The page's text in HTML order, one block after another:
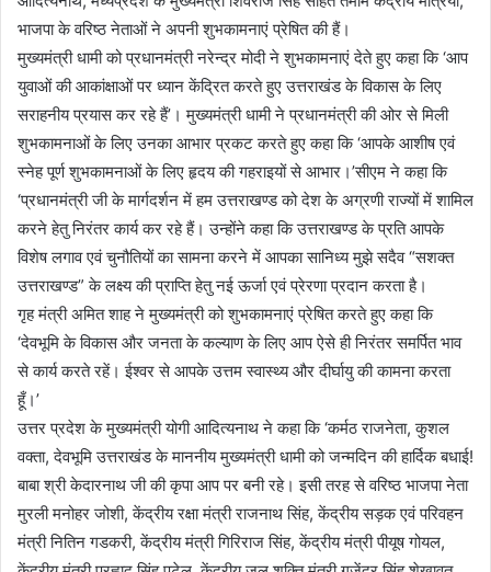
भाजपा के वरिष्ठ नेताओं ने अपनी शुभकामनाएं प्रेषित की हैं।
मुख्यमंत्री धामी को प्रधानमंत्री नरेन्द्र मोदी ने शुभकामनाएं देते हुए कहा कि ‘आप
युवाओं की आकांक्षाओं पर ध्यान केंद्रित करते हुए उत्तराखंड के विकास के लिए
सराहनीय प्रयास कर रहे हैं’। मुख्यमंत्री धामी ने प्रधानमंत्री की ओर से मिली
शुभकामनाओं के लिए उनका आभार प्रकट करते हुए कहा कि ‘आपके आशीष एवं
स्नेह पूर्ण शुभकामनाओं के लिए हृदय की गहराइयों से आभार।’सीएम ने कहा कि
‘प्रधानमंत्री जी के मार्गदर्शन में हम उत्तराखण्ड को देश के अग्रणी राज्यों में शामिल
करने हेतु निरंतर कार्य कर रहे हैं। उन्होंने कहा कि उत्तराखण्ड के प्रति आपके
विशेष लगाव एवं चुनौतियों का सामना करने में आपका सानिध्य मुझे सदैव “सशक्त
उत्तराखण्ड” के लक्ष्य की प्राप्ति हेतु नई ऊर्जा एवं प्रेरणा प्रदान करता है।
गृह मंत्री अमित शाह ने मुख्यमंत्री को शुभकामनाएं प्रेषित करते हुए कहा कि
‘देवभूमि के विकास और जनता के कल्याण के लिए आप ऐसे ही निरंतर समर्पित भाव
से कार्य करते रहें। ईश्वर से आपके उत्तम स्वास्थ्य और दीर्घायु की कामना करता
हूँ।’
उत्तर प्रदेश के मुख्यमंत्री योगी आदित्यनाथ ने कहा कि ‘कर्मठ राजनेता, कुशल
वक्ता, देवभूमि उत्तराखंड के माननीय मुख्यमंत्री धामी को जन्मदिन की हार्दिक बधाई!
बाबा श्री केदारनाथ जी की कृपा आप पर बनी रहे। इसी तरह से वरिष्ठ भाजपा नेता
मुरली मनोहर जोशी, केंद्रीय रक्षा मंत्री राजनाथ सिंह, केंद्रीय सड़क एवं परिवहन
मंत्री नितिन गडकरी, केंद्रीय मंत्री गिरिराज सिंह, केंद्रीय मंत्री पीयूष गोयल,